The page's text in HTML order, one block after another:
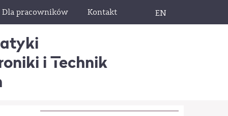
Dla pracowników Kontakt EN
i Technik